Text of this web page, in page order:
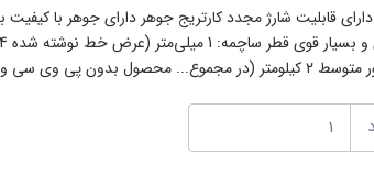
دارای قابلیت شارژ مجدد کارتریج جوهر دارای جوهر با
بدون پی وی سی و دوستدار محیط زیست